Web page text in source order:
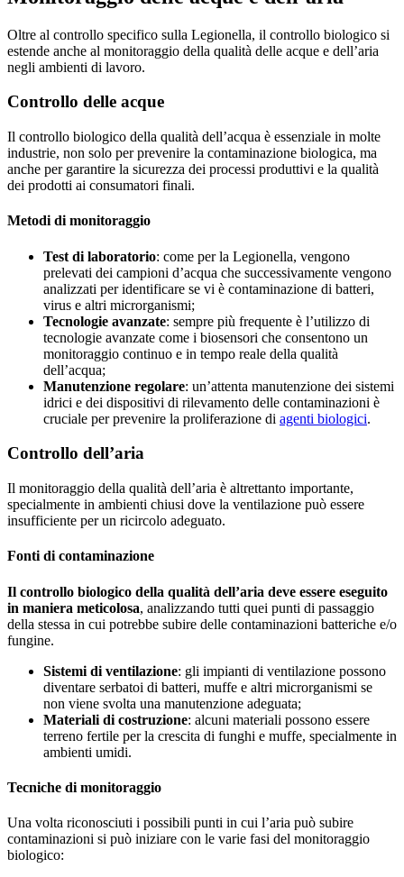
Oltre al controllo specifico sulla Legionella, il controllo biologico si
estende anche al monitoraggio della qualità delle acque e dell’aria
negli ambienti di lavoro.
Controllo delle acque
Il controllo biologico della qualità dell’acqua è essenziale in molte
industrie, non solo per prevenire la contaminazione biologica, ma
anche per garantire la sicurezza dei processi produttivi e la qualità
dei prodotti ai consumatori finali.
Metodi di monitoraggio
Test di laboratorio: come per la Legionella, vengono
prelevati dei campioni d’acqua che successivamente vengono
analizzati per identificare se vi è contaminazione di batteri,
virus e altri microrganismi;
Tecnologie avanzate: sempre più frequente è l’utilizzo di
tecnologie avanzate come i biosensori che consentono un
monitoraggio continuo e in tempo reale della qualità
dell’acqua;
Manutenzione regolare: un’attenta manutenzione dei sistemi
idrici e dei dispositivi di rilevamento delle contaminazioni è
cruciale per prevenire la proliferazione di agenti biologici.
Controllo dell’aria
Il monitoraggio della qualità dell’aria è altrettanto importante,
specialmente in ambienti chiusi dove la ventilazione può essere
insufficiente per un ricircolo adeguato.
Fonti di contaminazione
Il controllo biologico della qualità dell’aria deve essere eseguito
in maniera meticolosa, analizzando tutti quei punti di passaggio
della stessa in cui potrebbe subire delle contaminazioni batteriche e/o
fungine.
Sistemi di ventilazione: gli impianti di ventilazione possono
diventare serbatoi di batteri, muffe e altri microrganismi se
non viene svolta una manutenzione adeguata;
Materiali di costruzione: alcuni materiali possono essere
terreno fertile per la crescita di funghi e muffe, specialmente in
ambienti umidi.
Tecniche di monitoraggio
Una volta riconosciuti i possibili punti in cui l’aria può subire
contaminazioni si può iniziare con le varie fasi del monitoraggio
biologico: